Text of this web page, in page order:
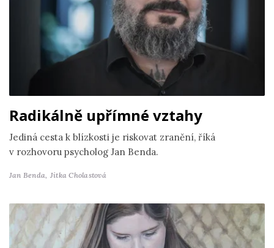
Radikálně upřímné vztahy
Jediná cesta k blízkosti je riskovat zranění, říká
v rozhovoru psycholog Jan Benda.
Jan Benda, Jitka Cholastová